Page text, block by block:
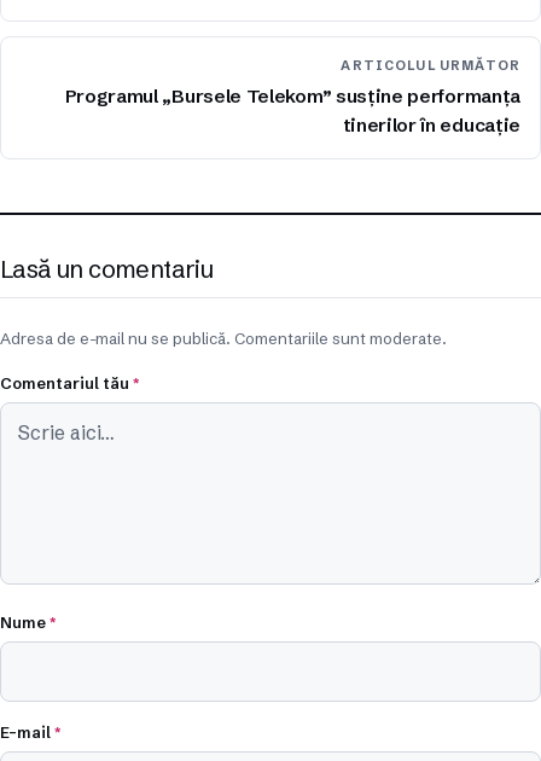
ARTICOLUL URMĂTOR
Programul „Bursele Telekom” susține performanța
tinerilor în educație
Lasă un comentariu
Adresa de e-mail nu se publică. Comentariile sunt moderate.
Comentariul tău *
Nume*
E-mail*